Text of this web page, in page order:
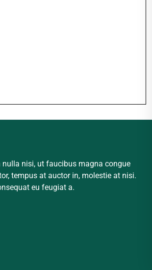
nulla nisi, ut faucibus magna congue
tempus at auctor in, molestie at nisi.
eu feugiat a.